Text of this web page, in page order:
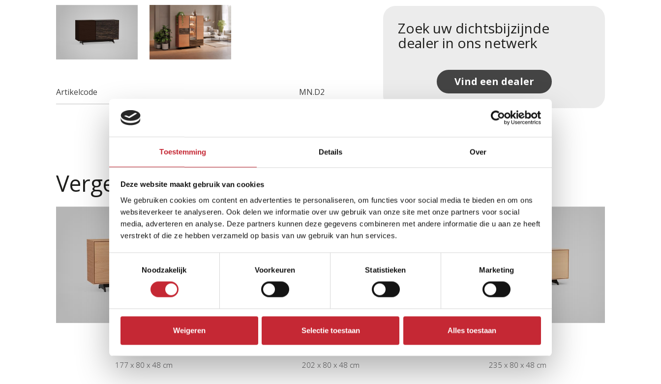
Toestemming Details Over
Deze website maakt gebruik van cookies
We gebruiken cookies om content en advertenties te personaliseren, om functies voor social media te bieden en om ons
websiteverkeer te analyseren. Ook delen we informatie over uw gebruik van onze site met onze partners voor social
media, adverteren en analyse. Deze partners kunnen deze gegevens combineren met andere informatie die u aan ze heeft
verstrekt of die ze hebben verzameld op basis van uw gebruik van hun services.
Noodzakelijk
Voorkeuren Statistieken Marketing
Weigeren Selectie toestaan Alles toestaan
Artikelcode MN.D2
Zoek uw dichtsbijzijnde
dealer in ons netwerk
Vind een dealer
Vergelijkbare producten
177 x 80 x 48 cm 202 x 80 x 48 cm 235 x 80 x 48 cm